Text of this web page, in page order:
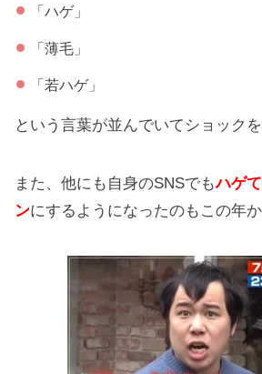
「ハゲ」
「薄毛」
「若ハゲ」
という言葉が並んでいてショック
また、他にも自身のSNSでもハゲ
ンにするようになったのもこの年か